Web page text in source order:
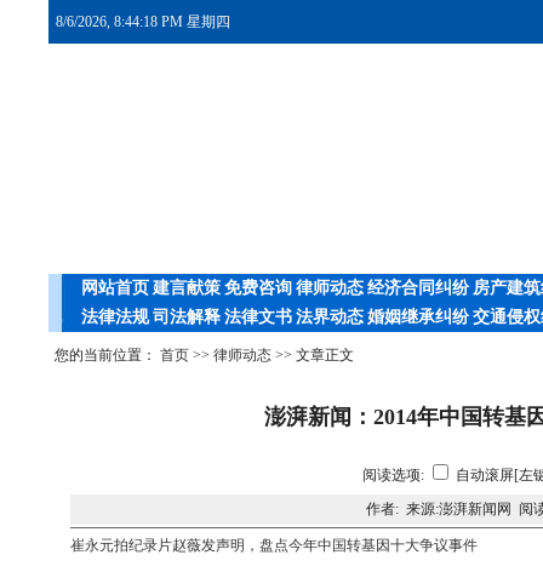
8/6/2026, 8:44:19 PM 星期四
网站首页 建言献策 免费咨询 律师动态 经济合同纠纷 房产建
法律法规 司法解释 法律文书 法界动态 婚姻继承纠纷 交通侵
您的当前位置： 首页 >> 律师动态 >> 文章正文
澎湃新闻：2014年中国转基
阅读选项:
自动滚屏[左
作者: 来源:澎湃新闻网 阅
崔永元拍纪录片赵薇发声明，盘点今年中国转基因十大争议事件